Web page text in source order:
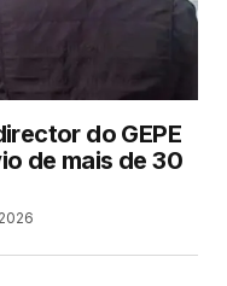
do GEPE
de mais de 30